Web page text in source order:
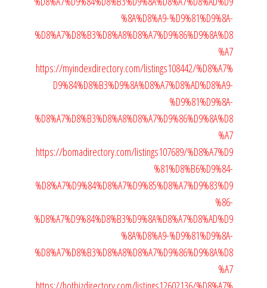
%8A%D8%A9-%D9%81%D9%8A-
%D8%A7%D8%B3%D8%A8%D8%A7%D9%86%D9%8A%D8
%A7
https://myindexdirectory.com/listings108442/%D8%A7%
D9%84%D8%B3%D9%8A%D8%A7%D8%AD%D8%A9-
%D9%81%D9%8A-
%D8%A7%D8%B3%D8%A8%D8%A7%D9%86%D9%8A%D8
%A7
https://bomadirectory.com/listings107689/%D8%A7%D9
%81%D8%B6%D9%84-
%D8%A7%D9%84%D8%A7%D9%85%D8%A7%D9%83%D9
%86-
%D8%A7%D9%84%D8%B3%D9%8A%D8%A7%D8%AD%D9
%8A%D8%A9-%D9%81%D9%8A-
%D8%A7%D8%B3%D8%A8%D8%A7%D9%86%D9%8A%D8
%A7